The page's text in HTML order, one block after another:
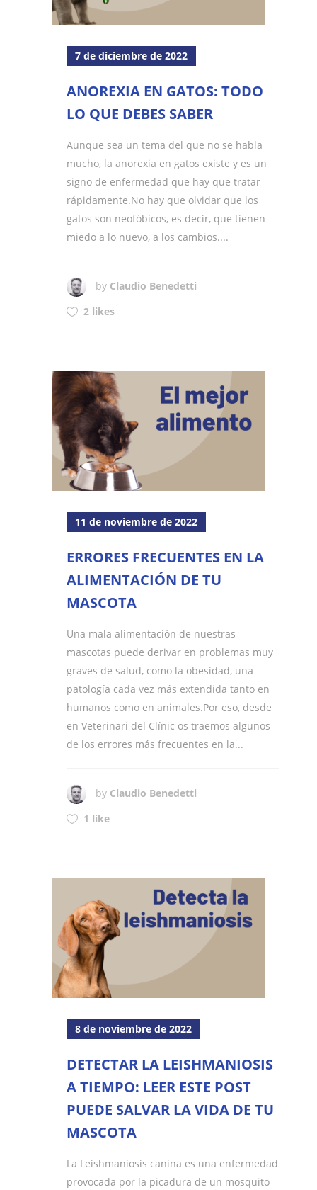
7 de diciembre de 2022
ANOREXIA EN GATOS: TODO
LO QUE DEBES SABER
Aunque sea un tema del que no se habla
mucho, la anorexia en gatos existe y es un
signo de enfermedad que hay que tratar
rápidamente.No hay que olvidar que los
gatos son neofóbicos, es decir, que tienen
miedo a lo nuevo, a los cambios....
by Claudio Benedetti
2 likes
11 de noviembre de 2022
ERRORES FRECUENTES EN LA
ALIMENTACIÓN DE TU
MASCOTA
Una mala alimentación de nuestras
mascotas puede derivar en problemas muy
graves de salud, como la obesidad, una
patología cada vez más extendida tanto en
humanos como en animales.Por eso, desde
en Veterinari del Clínic os traemos algunos
de los errores más frecuentes en la...
by Claudio Benedetti
1 like
8 de noviembre de 2022
DETECTAR LA LEISHMANIOSIS
A TIEMPO: LEER ESTE POST
PUEDE SALVAR LA VIDA DE TU
MASCOTA
La Leishmaniosis canina es una enfermedad
provocada por la picadura de un mosquito